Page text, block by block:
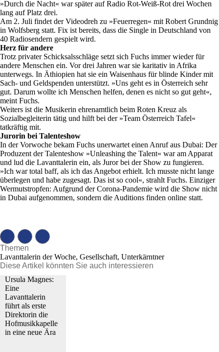
»Durch die Nacht« war später auf Radio Rot-Weiß-Rot drei Wochen
lang auf Platz drei.
Am 2. Juli findet der Videodreh zu »Feuerregen« mit Robert Grundnig
in Wolfsberg statt. Fix ist bereits, dass die Single in Deutschland von
40 Radiosendern gespielt wird.
Herz für andere
Trotz privater Schicksalsschläge setzt sich Fuchs immer wieder für
andere Menschen ein. Vor drei Jahren war sie karitativ in Afrika
unterwegs. In Äthiopien hat sie ein Waisenhaus für blinde Kinder mit
Sach- und Geldspenden unterstützt. »Uns geht es in Österreich sehr
gut. Darum wollte ich Menschen helfen, denen es nicht so gut geht«,
meint Fuchs.
Weiters ist die Musikerin ehrenamtlich beim Roten Kreuz als
Sozialbegleiterin tätig und hilft bei der »Team Österreich Tafel«
tatkräftig mit.
Jurorin bei Talenteshow
In der Vorwoche bekam Fuchs unerwartet einen Anruf aus Dubai: Der
Produzent der Talenteshow »Unleashing the Talent« war am Apparat
und lud die Lavanttalerin ein, als Juror bei der Show zu fungieren.
»Ich war total baff, als ich das Angebot erhielt. Ich musste nicht lange
überlegen und habe zugesagt. Das ist so cool«, strahlt Fuchs. Einziger
Wermutstropfen: Aufgrund der Corona-Pandemie wird die Show nicht
in Dubai aufgenommen, sondern die Auditions finden online statt.
Themen
Lavanttalerin der Woche, Gesellschaft, Unterkärntner
Diese Artikel könnten Sie auch interessieren
Ursula Magnes:
Eine
Lavanttalerin
führt als erste
Direktorin die
Hofmusikkapelle
in eine neue Ära